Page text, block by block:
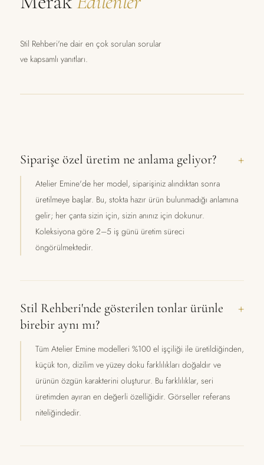
Stil Rehberi'ne dair en çok sorulan sorular
ve kapsamlı yanıtları.
Siparişe özel üretim ne anlama geliyor?
Atelier Emine'de her model, siparişiniz alındıktan sonra
üretilmeye başlar. Bu, stokta hazır ürün bulunmadığı anlamına
gelir; her çanta sizin için, sizin anınız için dokunur.
Koleksiyona göre 2–5 iş günü üretim süreci
öngörülmektedir.
Stil Rehberi'nde gösterilen tonlar ürünle
birebir aynı mı?
Tüm Atelier Emine modelleri %100 el işçiliği ile üretildiğinden,
küçük ton, dizilim ve yüzey doku farklılıkları doğaldır ve
ürünün özgün karakterini oluşturur. Bu farklılıklar, seri
üretimden ayıran en değerli özelliğidir. Görseller referans
niteliğindedir.